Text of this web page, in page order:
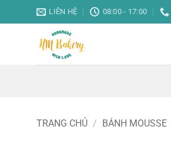
qua
LIÊN HỆ 08:00 - 17:00
TRANG CHỦ / BÁNH MOUSSE